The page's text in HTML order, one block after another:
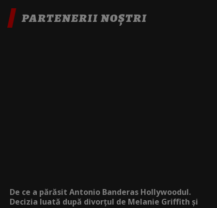
PARTENERII NOȘTRI
De ce a părăsit Antonio Banderas Hollywoodul.
Decizia luată după divorțul de Melanie Griffith și